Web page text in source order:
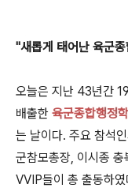
"새롭게 태어난 육군
오늘은 지난 43년간
배출한 육군종합행정
는 날이다. 주요 참석
군참모총장, 이시종
VVIP들이 총 출동하였